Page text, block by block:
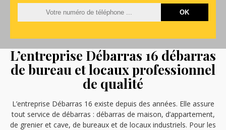
L’entreprise Débarras 16 débarras
de bureau et locaux professionnel
de qualité
L’entreprise Débarras 16 existe depuis des années. Elle assure
tout service de débarras : débarras de maison, d’appartement,
de grenier et cave, de bureaux et de locaux industriels. Pour les